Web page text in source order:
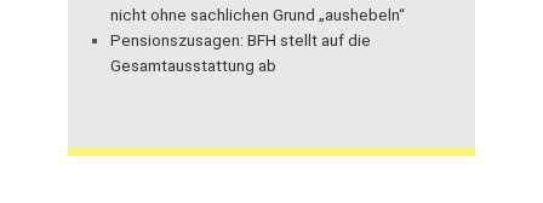
nicht ohne sachlichen Grund „aushebeln“
Pensionszusagen: BFH stellt auf die
Gesamtausstattung ab